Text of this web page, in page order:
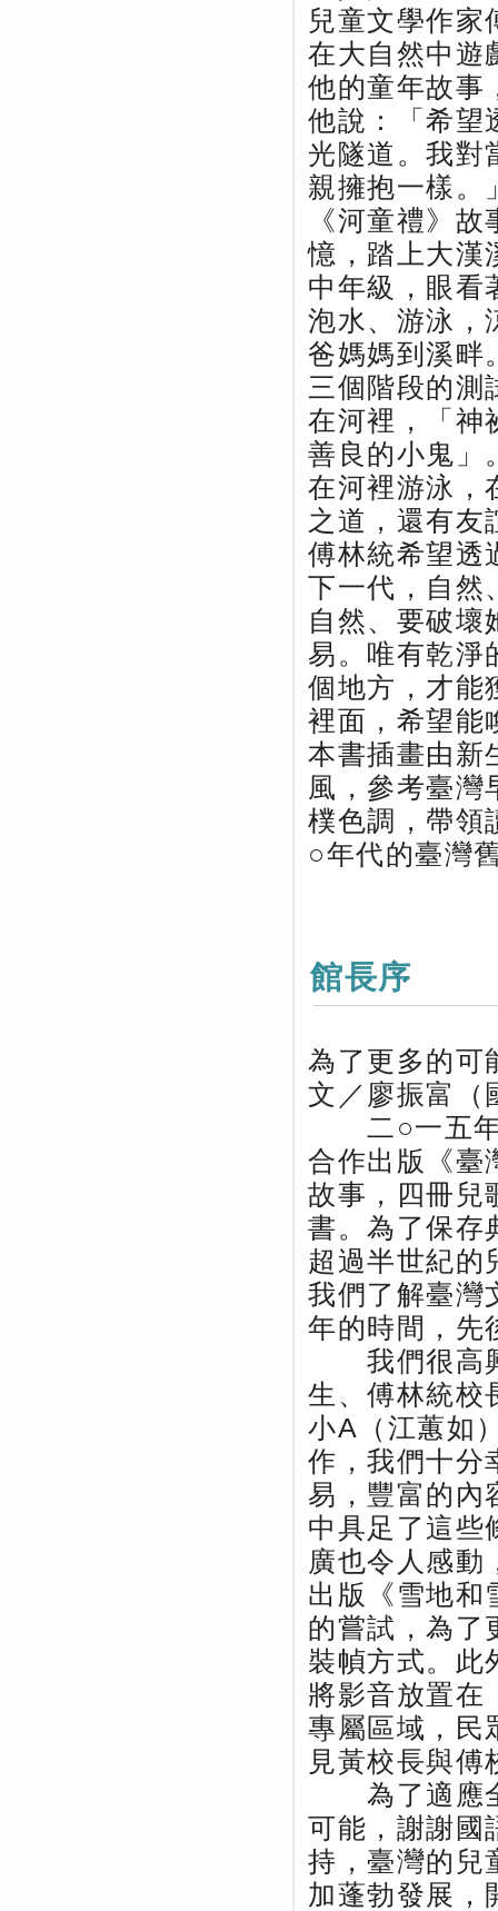
兒童文學作家
在大自然中遊
他的童年故事
他說：「希望
光隧道。我對
親擁抱一樣。
《河童禮》
憶，踏上大漢
中年級，眼看
泡水、游泳，
爸媽媽到溪畔
三個階段的測
在河裡，「神
善良的小鬼」
在河裡游泳，
之道，還有友
傅林統希望透
下一代，自然
自然、要破壞
易。唯有乾淨
個地方，才能
裡面，希望能
本書插畫由新
風，參考臺灣
樸色調，帶領
○年代的臺灣
館長序
為了更多的可
文／廖振富（
二○一五年
合作出版《臺
故事，四冊兒
書。為了保存
超過半世紀的
我們了解臺灣
年的時間，先
我們很高興
生、傅林統校
小A（江蕙如
作，我們十分
易，豐富的內
中具足了這些
廣也令人感動
出版《雪地和
的嘗試，為了
裝幀方式。此
將影音放置在
專屬區域，民
見黃校長與
為了適應全
可能，謝謝國
持，臺灣的兒
加蓬勃發展，